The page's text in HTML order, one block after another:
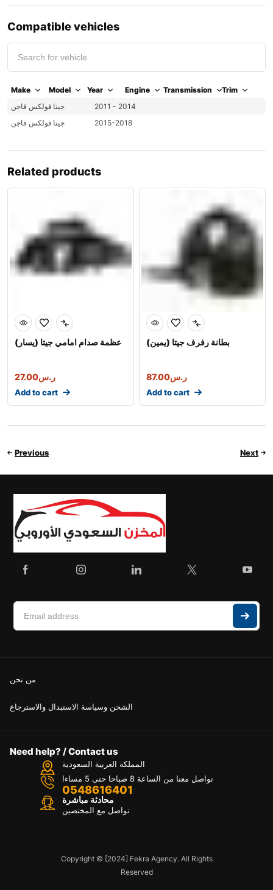
Compatible vehicles
Make Model Year Engine Transmission
Trim
فولكس فاجن جيتا
2011 - 2014
فولكس فاجن جيتا 2015-2018
Related products
عظمة صدام امامي جيتا (يسار)
ر.س27.00
Add to cart
بطانة رفرف جيتا (يمين)
ر.س87.00
Add to cart
Previous Next
من نحن
الشحن وسياسة الاستبدال والاسترجاع
Need help? / Contact us
المملكة العربية السعودية
تواصل معنا من الساعة 8 صباحا حتى 5 مساءا
0548616401
محادثة مباشرة
تواصل مع المختصين
Copyright © [2024] Fekra Agency. All Rights
Reserved